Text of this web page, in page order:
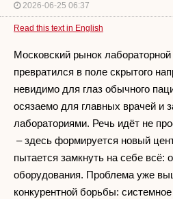
2026-06-25 06:37
Read this text in English
Московский рынок лабораторной
превратился в поле скрытого
невидимо для глаз обычного
осязаемо для главных врачей и
лабораториями. Речь идёт не
– здесь формируется новый
пытается замкнуть на себе всё:
оборудования. Проблема уже
конкурентной борьбы: